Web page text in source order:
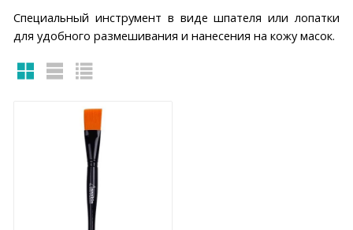
Специальный инструмент в виде шпателя или лопатки
для удобного размешивания и нанесения на кожу масок.